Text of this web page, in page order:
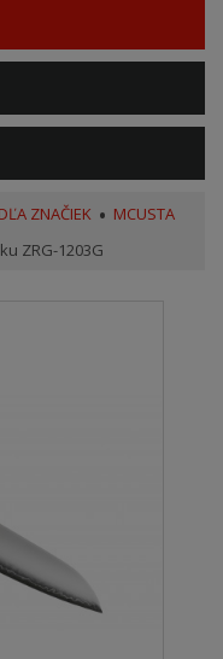
ZNAČIEK
MCUSTA
ZRG-1203G